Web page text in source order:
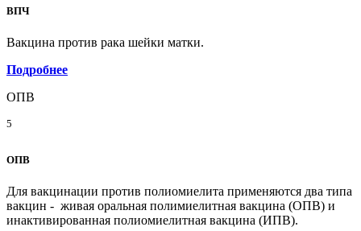
ВПЧ
Вакцина против рака шейки матки.
Подробнее
ОПВ
5
ОПВ
Для вакцинации против полиомиелита применяются два типа
вакцин - живая оральная полимиелитная вакцина (ОПВ) и
инактивированная полиомиелитная вакцина (ИПВ).